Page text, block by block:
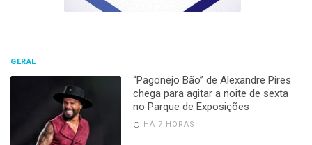
GERAL
“Pagonejo Bão” de Alexandre Pires
chega para agitar a noite de sexta
no Parque de Exposições
HÁ 7 HORAS